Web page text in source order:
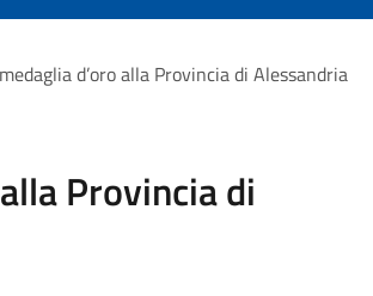
d’oro alla Provincia di Alessandria
Provincia di